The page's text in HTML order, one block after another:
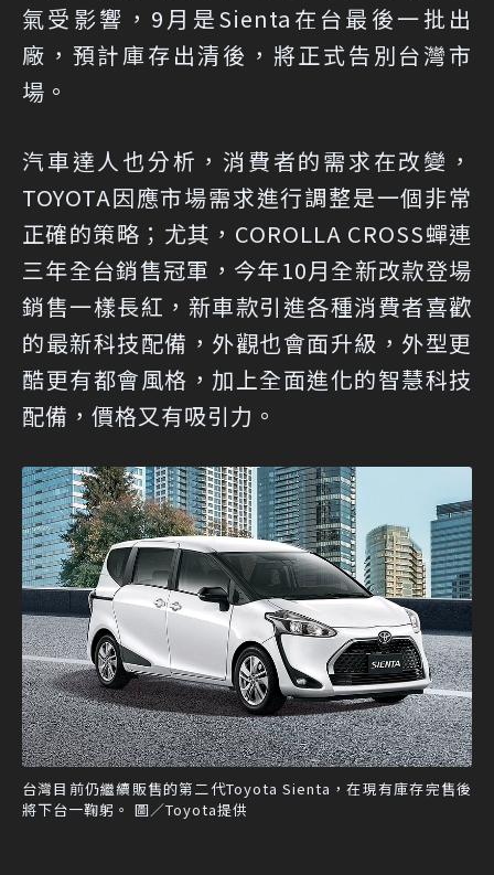
氣受影響，9月是Sienta在台最後一批出
廠，預計庫存出清後，將正式告別台灣市
場。
汽車達人也分析，消費者的需求在改變，
TOYOTA因應市場需求進行調整是一個非常
正確的策略；尤其，COROLLA CROSS蟬連
三年全台銷售冠軍，今年10月全新改款登場
銷售一樣長紅，新車款引進各種消費者喜歡
的最新科技配備，外觀也會面升級，外型更
酷更有都會風格，加上全面進化的智慧科技
配備，價格又有吸引力。
台灣目前仍繼續販售的第二代Toyota Sienta，在現有庫存完售後
將下台一鞠躬。 圖／Toyota提供